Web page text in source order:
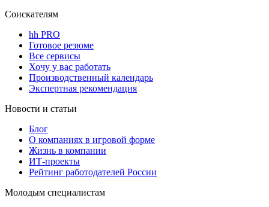
Соискателям
hh PRO
Готовое резюме
Все сервисы
Хочу у вас работать
Производственный календарь
Экспертная рекомендация
Новости и статьи
Блог
О компаниях в игровой форме
Жизнь в компании
ИТ-проекты
Рейтинг работодателей России
Молодым специалистам